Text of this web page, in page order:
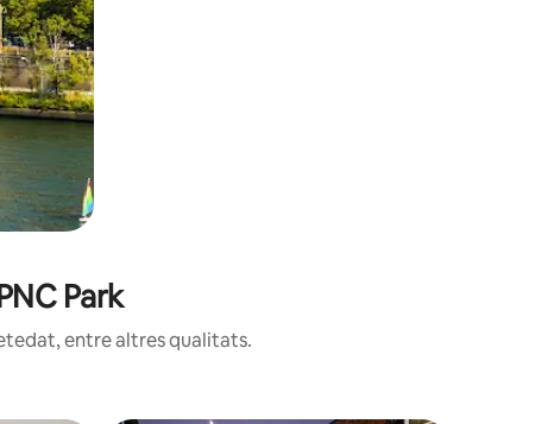
Park
entre altres qualitats.